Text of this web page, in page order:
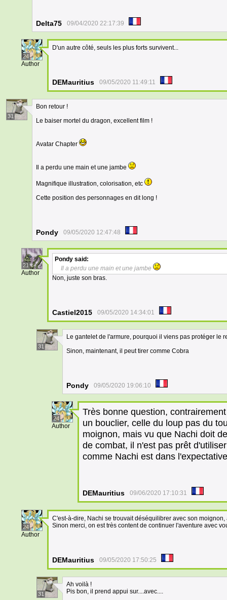
Delta75 09/04/2020 22:17:39
24
Author
D'un autre côté, seuls les plus forts survivent...
DEMauritius 09/05/2020 11:49:11
31
Bon retour !
Le baiser mortel du dragon, excellent film !
Avatar Chapter
Il a perdu une main et une jambe
Magnifique illustration, colorisation, etc
Cette position des personnages en dit long !
Pondy 09/05/2020 12:47:48
21
Author
Pondy said:
Il a perdu une main et une jambe
Non, juste son bras.
Castiel2015 09/05/2020 14:34:01
31
Le gantelet de l'armure, pourquoi il viens pas protéger le
Sinon, maintenant, il peut tirer comme Cobra
Pondy 09/05/2020 19:06:10
24
Author
Très bonne question,
un bouclier, celle du loup pas du
moignon, mais vu que Nachi doit
de combat, il n'est pas prêt
comme Nachi est dans
DEMauritius 09/06/2020 17:10:31
24
Author
C'est-à-dire, Nachi se trouvait déséquilibrer avec son
Sinon merci, on est très content de continuer l'aventure avec
DEMauritius 09/05/2020 17:50:25
31
Ah voilà !
Pis bon, il prend appui sur....avec....